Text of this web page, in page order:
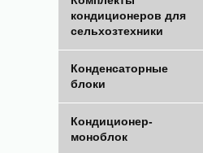
кондиционеров для
сельхозтехники
Конденсаторные
блоки
Кондиционер-
моноблок